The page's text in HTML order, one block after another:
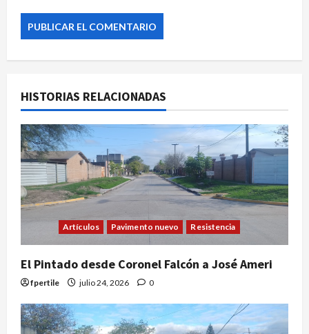
HISTORIAS RELACIONADAS
Artículos Pavimento nuevo Resistencia
El Pintado desde Coronel Falcón a José Ameri
fpertile julio 24, 2026 0